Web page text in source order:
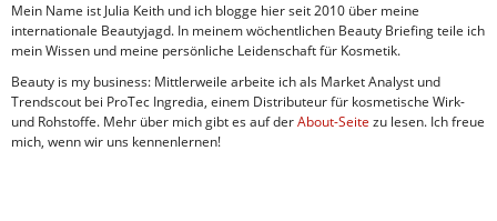
Mein Name ist Julia Keith und ich blogge hier seit 2010 über meine
internationale Beautyjagd. In meinem wöchentlichen Beauty Briefing teile ich
mein Wissen und meine persönliche Leidenschaft für Kosmetik.
Beauty is my business: Mittlerweile arbeite ich als Market Analyst und
Trendscout bei ProTec Ingredia, einem Distributeur für kosmetische Wirk-
und Rohstoffe. Mehr über mich gibt es auf derAbout-Seite zu lesen. Ich freue
mich, wenn wir uns kennenlernen!